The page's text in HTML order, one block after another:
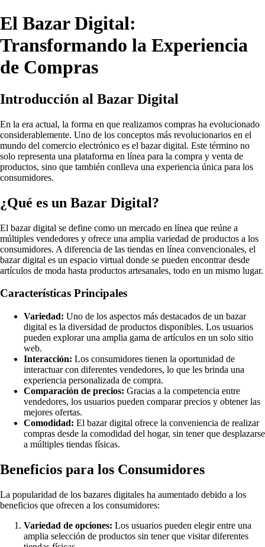
El Bazar Digital:
Transformando la Experiencia
de Compras
Introducción al Bazar Digital
En la era actual, la forma en que realizamos compras ha evolucionado
considerablemente. Uno de los conceptos más revolucionarios en el
mundo del comercio electrónico es el bazar digital. Este término no
solo representa una plataforma en línea para la compra y venta de
productos, sino que también conlleva una experiencia única para los
consumidores.
¿Qué es un Bazar Digital?
El bazar digital se define como un mercado en línea que reúne a
múltiples vendedores y ofrece una amplia variedad de productos a los
consumidores. A diferencia de las tiendas en línea convencionales, el
bazar digital es un espacio virtual donde se pueden encontrar desde
artículos de moda hasta productos artesanales, todo en un mismo lugar.
Características Principales
Variedad: Uno de los aspectos más destacados de un bazar
digital es la diversidad de productos disponibles. Los usuarios
pueden explorar una amplia gama de artículos en un solo sitio
web.
Interacción: Los consumidores tienen la oportunidad de
interactuar con diferentes vendedores, lo que les brinda una
experiencia personalizada de compra.
Comparación de precios: Gracias a la competencia entre
vendedores, los usuarios pueden comparar precios y obtener las
mejores ofertas.
Comodidad: El bazar digital ofrece la conveniencia de realizar
compras desde la comodidad del hogar, sin tener que desplazarse
a múltiples tiendas físicas.
Beneficios para los Consumidores
La popularidad de los bazares digitales ha aumentado debido a los
beneficios que ofrecen a los consumidores:
Variedad de opciones: Los usuarios pueden elegir entre una
amplia selección de productos sin tener que visitar diferentes